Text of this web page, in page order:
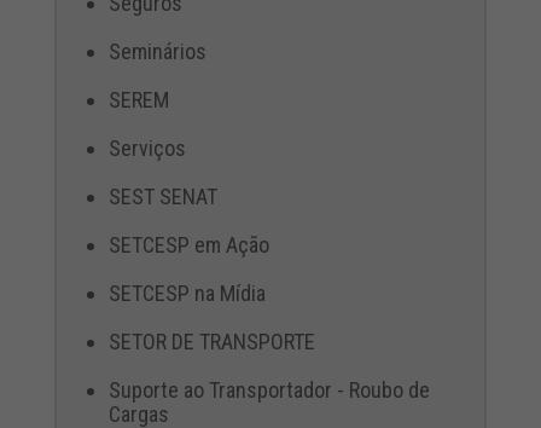
Seminários
SEREM
Serviços
SEST SENAT
SETCESP em Ação
SETCESP na Mídia
SETOR DE TRANSPORTE
Suporte ao Transportador - Roubo de
Cargas